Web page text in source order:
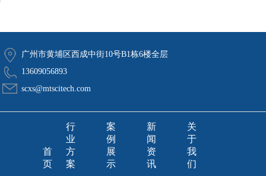
广州市黄埔区西成中街10号B1栋6楼全层
13609056893
scxs@mtscitech.com
首
页
行
业
方
案
案
例
展
示
新
闻
资
讯
关
于
我
们